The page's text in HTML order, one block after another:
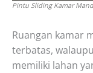
Pintu Sliding Kamar
Ruangan kamar
terbatas,
memiliki lahan